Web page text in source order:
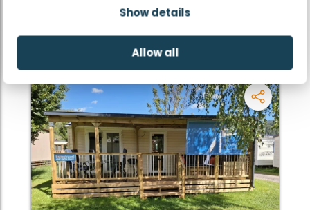
Show details
Allow all